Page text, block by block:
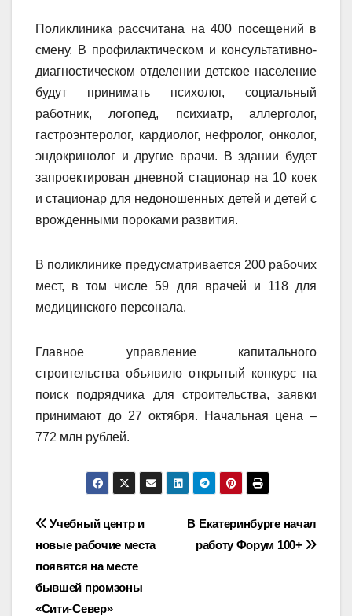
Поликлиника рассчитана на 400 посещений в
смену. В профилактическом и консультативно-
диагностическом отделении детское население
будут принимать психолог, социальный
работник, логопед, психиатр, аллерголог,
гастроэнтеролог, кардиолог, нефролог, онколог,
эндокринолог и другие врачи. В здании будет
запроектирован дневной стационар на 10 коек
и стационар для недоношенных детей и детей с
врожденными пороками развития.
В поликлинике предусматривается 200 рабочих
мест, в том числе 59 для врачей и 118 для
медицинского персонала.
Главное управление капитального
строительства объявило открытый конкурс на
поиск подрядчика для строительства, заявки
принимают до 27 октября. Начальная цена –
772 млн рублей.
Навигация
по
записям
В Екатеринбурге начал
работу Форум 100+
Учебный центр и
новые рабочие места
появятся на месте
бывшей промзоны
«Сити-Север»